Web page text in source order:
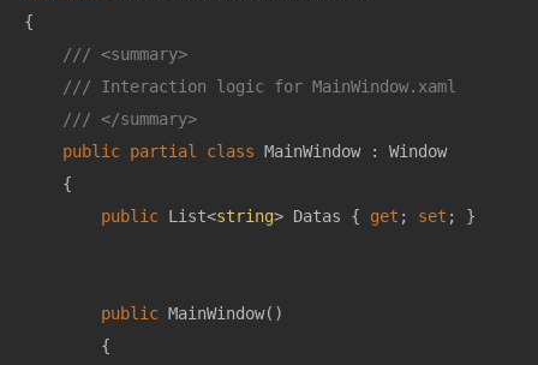
{
/// <summary>
/// Interaction logic for MainWindow.xaml
/// </summary>
public partial class MainWindow : Window
    {
public List<string> Datas { get ; set ; }
public MainWindow( )
        {